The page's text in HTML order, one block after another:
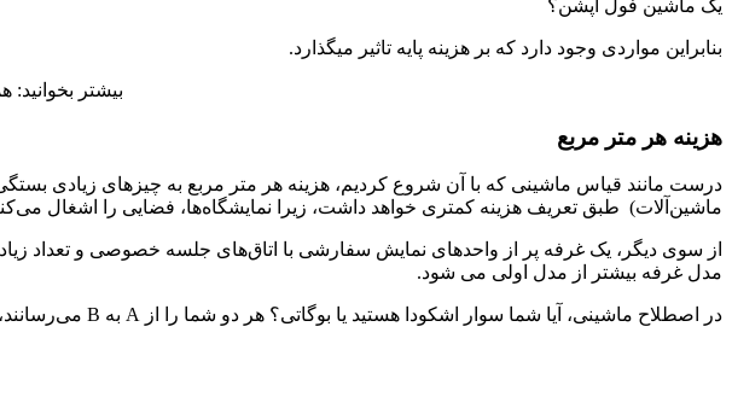
یک ماشین فول آپشن؟
بنابراین مواردی وجود دارد که بر هزینه پایه تاثیر میگذارد.
بیشتر بخوانید:
هزینه هر متر مربع
درست مانند قیاس ماشینی که با آن شروع کردیم، هزینه هر متر مربع به چیزهای زیادی
ماشین‌آلات) طبق تعریف هزینه کمتری خواهد داشت، زیرا نمایشگاه‌ها، فضایی را اشغال
از سوی دیگر، یک غرفه پر از واحدهای نمایش سفارشی با اتاق‌های جلسه خصوصی و تعداد
مدل غرفه بیشتر از مدل اولی می شود.
در اصطلاح ماشینی، آیا شما سوار اشکودا هستید یا بوگاتی؟ هر دو شما را از A به B می‌رسانند، اما در طول مسیر، برداشت‌های بسیار متفاوتی از خود نشان می‌دهند!